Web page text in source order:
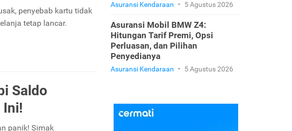
penyebab kartu tidak
tetap lancar.
Saldo
Ini!
panik! Simak
Asuransi Kendaraan • 5 Agustus 2026
Asuransi Mobil BMW Z4:
Hitungan Tarif Premi, Opsi
Perluasan, dan Pilihan
Penyedianya
Asuransi Kendaraan • 5 Agustus 2026